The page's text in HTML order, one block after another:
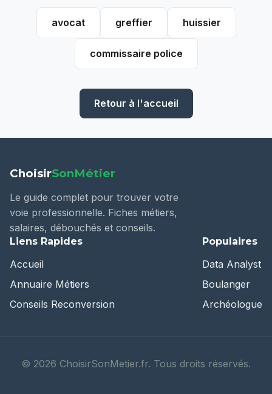
avocat greffier huissier
commissaire police
Retour à l'accueil
ChoisirSonMétier
Le guide complet pour trouver votre
voie professionnelle. Fiches métiers,
salaires, débouchés et conseils.
Liens Rapides
Accueil
Annuaire Métiers
Conseils Reconversion
Populaires
Data Analyst
Boulanger
Archéologue
© 2026 ChoisirSonMetier.fr. Tous droits réservés.